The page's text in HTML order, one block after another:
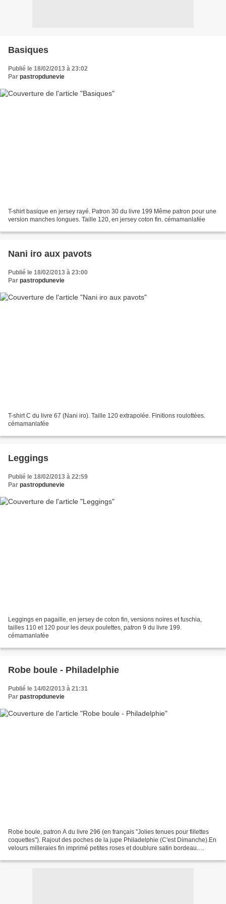
Basiques
Publié le 18/02/2013 à 23:02
Par pastropdunevie
T-shirt basique en jersey rayé. Patron 30 du livre 199 Même patron pour une
version manches longues. Taille 120, en jersey coton fin. cémamanlafée
Nani iro aux pavots
Publié le 18/02/2013 à 23:00
Par pastropdunevie
T-shirt C du livre 67 (Nani iro). Taille 120 extrapolée. Finitions roulottées.
cémamanlafée
Leggings
Publié le 18/02/2013 à 22:59
Par pastropdunevie
Leggings en pagaille, en jersey de coton fin, versions noires et fuschia,
tailles 110 et 120 pour les deux poulettes, patron 9 du livre 199.
cémamanlafée
Robe boule - Philadelphie
Publié le 14/02/2013 à 21:31
Par pastropdunevie
Robe boule, patron A du livre 296 (en français "Jolies tenues pour fillettes
coquettes"). Rajout des poches de la jupe Philadelphie (C'est Dimanche).En
velours milleraies fin imprimé petites roses et doublure satin bordeau.